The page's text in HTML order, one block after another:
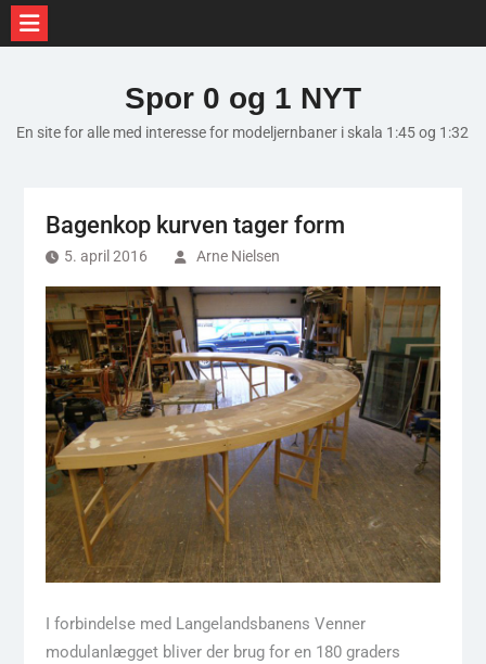
Spor 0 og 1 NYT
En site for alle med interesse for modeljernbaner i skala 1:45 og 1:32
Bagenkop kurven tager form
5. april 2016 Arne Nielsen
I forbindelse med Langelandsbanens Venner
modulanlægget bliver der brug for en 180 graders